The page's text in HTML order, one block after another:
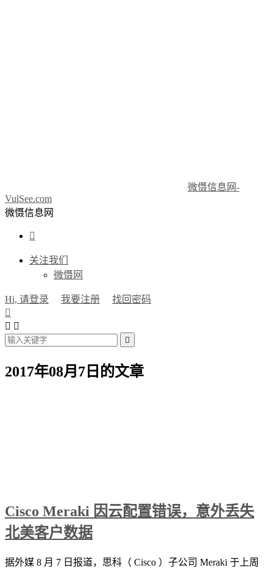
微慑信息网-
VulSee.com
微慑信息网

关注我们
微慑网
Hi, 请登录 我要注册
找回密码

 

2017年08月7日的文章
Cisco Meraki 因云配置错误，意外丢失
北美客户数据
据外媒 8 月 7 日报道，思科（ Cisco ）子公司 Meraki 于上周